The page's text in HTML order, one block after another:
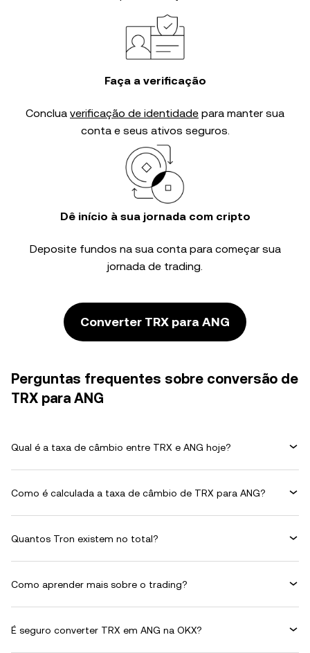
Faça a verificação
Conclua verificação de identidade para manter sua
conta e seus ativos seguros.
Dê início à sua jornada com cripto
Deposite fundos na sua conta para começar sua
jornada de trading.
Converter TRX para ANG
Perguntas frequentes sobre conversão de
TRX para ANG
Qual é a taxa de câmbio entre TRX e ANG hoje?
Como é calculada a taxa de câmbio de TRX para ANG?
Quantos Tron existem no total?
Como aprender mais sobre o trading?
É seguro converter TRX em ANG na OKX?